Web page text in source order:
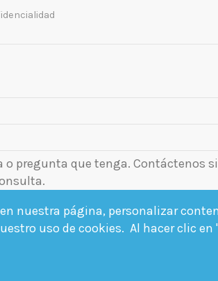
pregunta que tenga. Contáctenos
en nuestra página, personalizar
uso de cookies. Al hacer clic en